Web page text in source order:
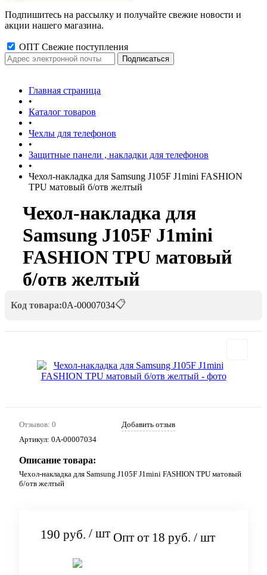
Подпишитесь на рассылку и получайте свежие новости и
акции нашего магазина.
ОПТ Свежие поступления
Главная страница
•
Каталог товаров
•
Чехлы для телефонов
•
Защитные панели , накладки для телефонов
•
Чехол-накладка для Samsung J105F J1mini FASHION
TPU матовый б/отв желтый
Чехол-накладка для
Samsung J105F J1mini
FASHION TPU матовый
б/отв желтый
Код товара:0А-00007034📋
Отзывов: 0
Добавить отзыв
Артикул: 0А-00007034
Описание товара:
Чехол-накладка для Samsung J105F J1mini FASHION TPU матовый
б/отв желтый
190 руб. / шт Опт от 18 руб. / шт